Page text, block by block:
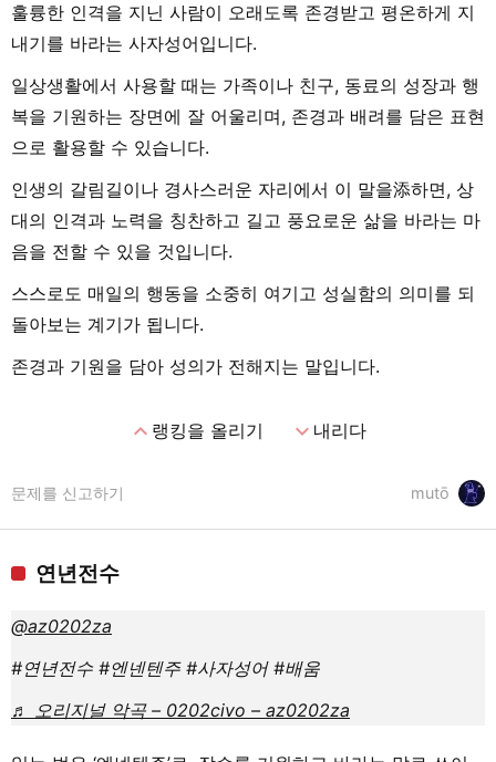
훌륭한 인격을 지닌 사람이 오래도록 존경받고 평온하게 지
내기를 바라는 사자성어입니다.
일상생활에서 사용할 때는 가족이나 친구, 동료의 성장과 행
복을 기원하는 장면에 잘 어울리며, 존경과 배려를 담은 표현
으로 활용할 수 있습니다.
인생의 갈림길이나 경사스러운 자리에서 이 말을添하면, 상
대의 인격과 노력을 칭찬하고 길고 풍요로운 삶을 바라는 마
음을 전할 수 있을 것입니다.
스스로도 매일의 행동을 소중히 여기고 성실함의 의미를 되
돌아보는 계기가 됩니다.
존경과 기원을 담아 성의가 전해지는 말입니다.
expand_less랭킹을 올리기 expand_more내리다
mutō
문제를 신고하기
연년전수
@az0202za
#연년전수 #엔넨텐주 #사자성어 #배움
♬ 오리지널 악곡 – 0202civo – az0202za